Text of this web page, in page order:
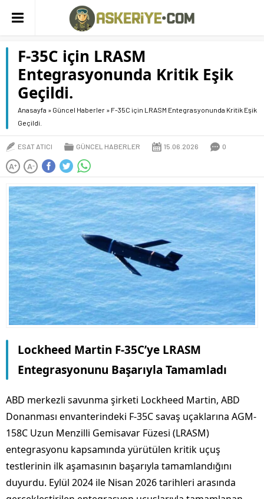
F-35C için LRASM
Entegrasyonunda Kritik Eşik
Geçildi.
Anasayfa » Güncel Haberler » F-35C için LRASM Entegrasyonunda Kritik Eşik
Geçildi.
ESAT ATICI GÜNCEL HABERLER 15.06.2026 0
A+ A-
Lockheed Martin F-35C’ye LRASM
Entegrasyonunu Başarıyla Tamamladı
ABD merkezli savunma şirketi Lockheed Martin, ABD
Donanması envanterindeki F-35C savaş uçaklarına AGM-
158C Uzun Menzilli Gemisavar Füzesi (LRASM)
entegrasyonu kapsamında yürütülen kritik uçuş
testlerinin ilk aşamasının başarıyla tamamlandığını
duyurdu. Eylül 2024 ile Nisan 2026 tarihleri arasında